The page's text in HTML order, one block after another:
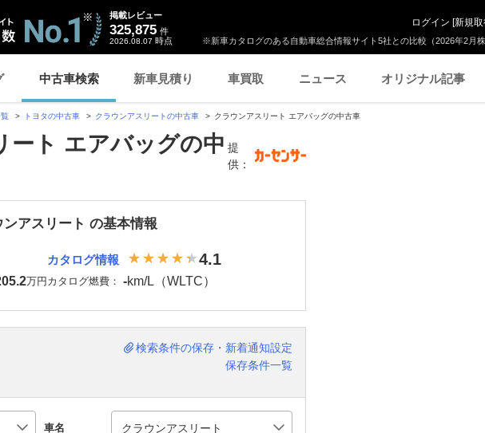
※新車カタログのある自動車総合情報サイト5社との比較（2026年2月株
掲載レビュー
325,875 件
2026.08.07 時点
ログイン [新規
中古車検索 新車見積り 車買取 ニュース オリジナル記事
トヨタの中古車 クラウンアスリートの中古車 クラウンアスリート エアバッグの中古車
ート エアバッグの中 提
供：
ンアスリート の基本情報
万円
カタログ情報 4.1
カタログ燃費： -km/L（WLTC）
検索条件の保存・新着通知設定
保存条件一覧
車名